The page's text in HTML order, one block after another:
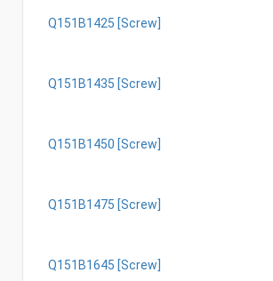
Q151B1425 [Screw]
Q151B1435 [Screw]
Q151B1450 [Screw]
Q151B1475 [Screw]
Q151B1645 [Screw]